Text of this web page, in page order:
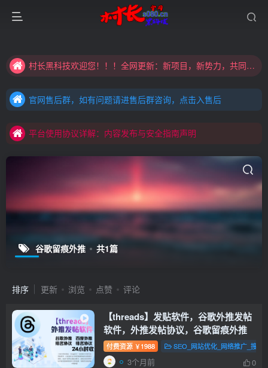
村长黑科技欢迎您！！！全网更新：新项目，新势力，共同发展
村长黑科技欢迎您！！！全网更新：新项目，新势力，共同发展
官网售后群，如有问题请进售后群咨询，点击入售后
平台使用协议详解：内容发布与安全指南声明
谷歌留痕外推 共1篇
排序 更新 浏览 点赞 评论
【threads】发贴软件，谷歌外推发帖
软件，外推发帖协议，谷歌留痕外推
付费资源 ￥ 1988 SEO_网站优化_网络推广_搜索
3个月前 0